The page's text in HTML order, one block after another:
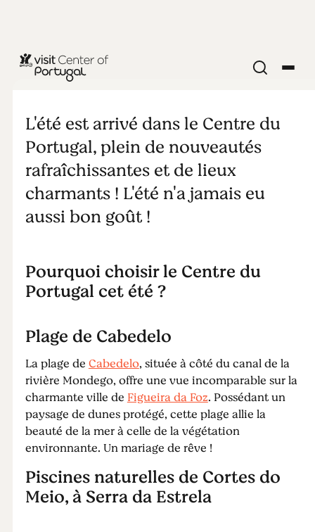
ENFANTS & FAMILLES
Vacances
d'été au
Centre du
Portugal:
entre nature,
patrimoine et
détente
L'été est arrivé dans le Centre du
Portugal, plein de nouveautés
rafraîchissantes et de lieux
charmants ! L'été n'a jamais eu
aussi bon goût !
Pourquoi choisir le Centre du
Portugal cet été ?
Plage de Cabedelo
La plage deCabedelo, située à côté du canal de la
rivière Mondego, offre une vue incomparable sur la
charmante ville deFigueira da Foz. Possédant un
paysage de dunes protégé, cette plage allie la
beauté de la mer à celle de la végétation
environnante. Un mariage de rêve !
Piscines naturelles de Cortes do
Meio, à Serra da Estrela